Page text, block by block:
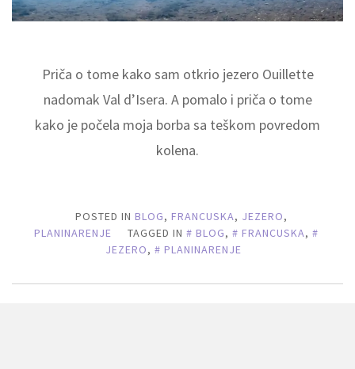
Priča o tome kako sam otkrio jezero Ouillette
nadomak Val d’Isera. A pomalo i priča o tome
kako je počela moja borba sa teškom povredom
kolena.
POSTED IN BLOG, FRANCUSKA, JEZERO,
PLANINARENJE
TAGGED IN BLOG, FRANCUSKA,
JEZERO, PLANINARENJE